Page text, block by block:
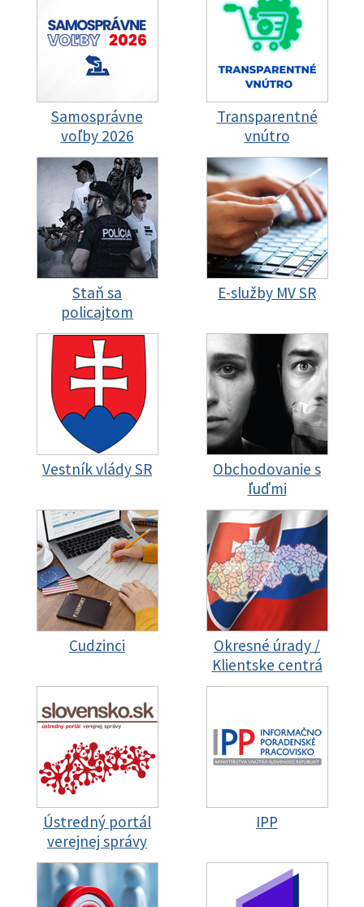
Samosprávne
voľby 2026
Transparentné
vnútro
Staň sa
policajtom
E-služby MV SR
Vestník vlády SR
Obchodovanie s
ľuďmi
Cudzinci
Okresné úrady /
Klientske centrá
Ústredný portál
verejnej správy
IPP